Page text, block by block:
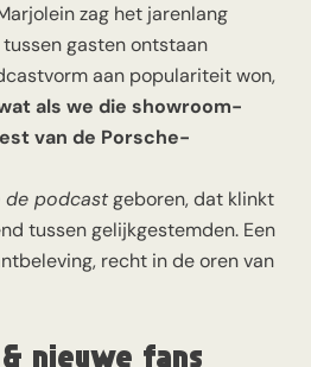
zag het jarenlang
gasten ontstaan
aan populariteit won,
als we die showroom-
van de Porsche-
de podcastgeboren, dat klinkt
tussen gelijkgestemden. Een
recht in de oren van
nieuwe fans